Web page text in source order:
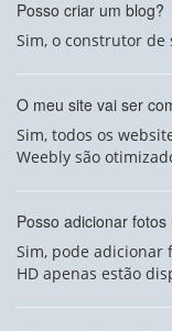
Posso criar um blog?
Sim, o construtor
O meu site vai ser
Sim, todos os
Weebly são
Posso adicionar
Sim, pode adicionar
HD apenas estão